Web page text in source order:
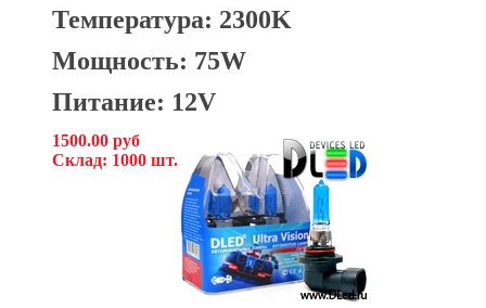
Температура: 2300K
Мощность: 75W
Питание: 12V
1500.00 руб
Склад: 1000 шт.